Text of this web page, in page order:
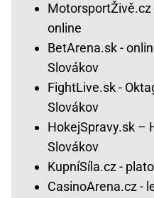
MotorsportŽivě.cz
online
BetArena.sk -
Slovákov
FightLive.sk -
Slovákov
HokejSpravy.sk –
Slovákov
KupníSíla.cz -
CasinoArena.cz -